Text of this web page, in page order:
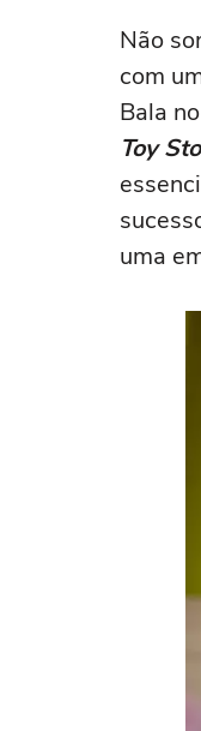
Não
com
Bala
Toy
uma